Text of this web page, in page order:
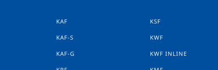
KAF
KAF-S
KAF-G
KSF
KWF
KWF INLINE